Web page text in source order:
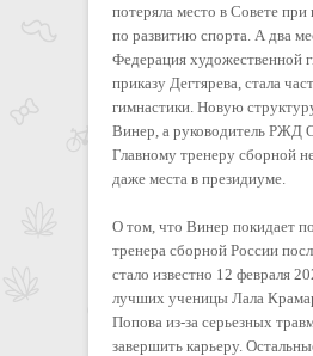
потеряла место в Совете
по развитию спорта. А два
Федерация художественной
приказу Дегтярева, стала
гимнастики. Новую
Винер, а руководитель РЖД
Главному тренеру сборной
даже места в президиуме.
О том, что Винер покидает
тренера сборной России
стало известно 12 февраля
лучших ученицы Лала
Попова из-за серьезных
завершить карьеру.